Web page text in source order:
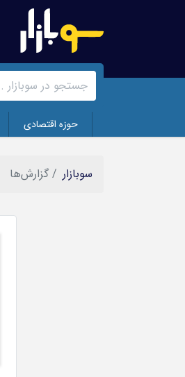
حوزه اقتصادی
سوبازار گزارش‌ها